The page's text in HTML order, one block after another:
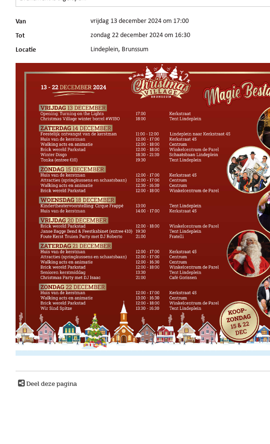
Van vrijdag 13 december 2024 om 17:00
Tot zondag 22 december 2024 om 16:30
Locatie Lindeplein, Brunssum
Deel deze pagina